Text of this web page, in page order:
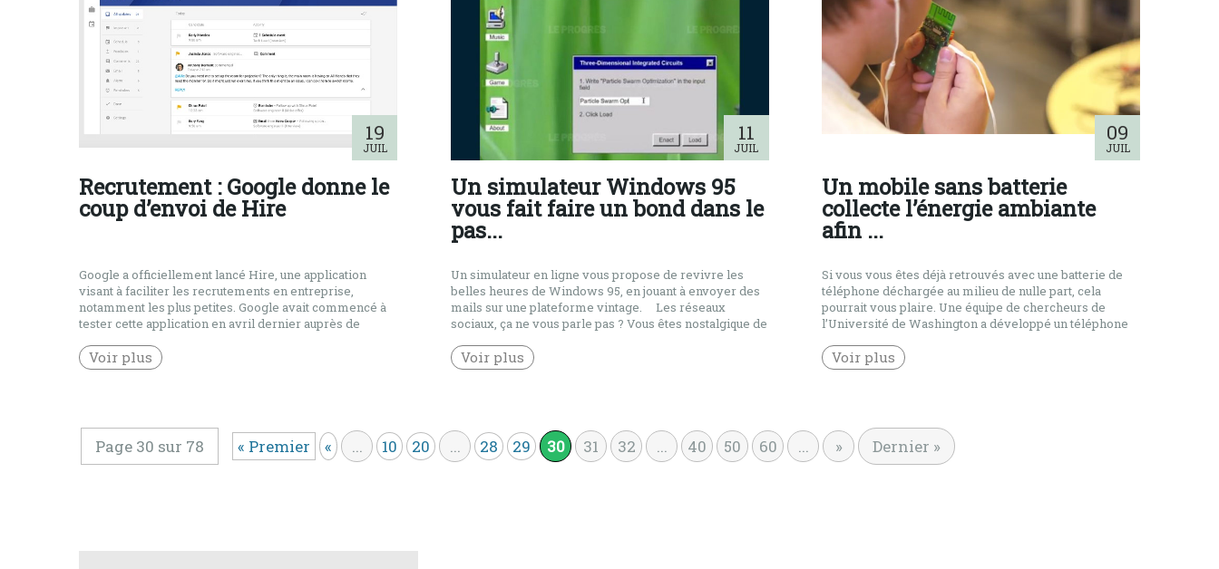
19
JUIL
Recrutement : Google donne le
coup d’envoi de Hire
Google a officiellement lancé Hire, une application
visant à faciliter les recrutements en entreprise,
notamment les plus petites. Google avait commencé à
tester cette application en avril dernier auprès de
c’est un lancement limité aux entreprises américaines
mais Google a officiellement donné le coup d’envoi
Voir plus
11
JUIL
Un simulateur Windows 95
vous fait faire un bond dans le
pas...
Un simulateur en ligne vous propose de revivre les
belles heures de Windows 95, en jouant à envoyer des
mails sur une plateforme vintage. Les réseaux
sociaux, ça ne vous parle pas ? Vous êtes nostalgique de
trouvaille va faire des heureux : […]
Voir plus
09
JUIL
Un mobile sans batterie
collecte l’énergie ambiante
afin ...
Si vous vous êtes déjà retrouvés avec une batterie de
téléphone déchargée au milieu de nulle part, cela
pourrait vous plaire. Une équipe de chercheurs de
l’Université de Washington a développé un téléphone
prototypage, le téléphone très basique, oui on ne parle
pas là d’un smartphone haut de […]
Voir plus
Page 30 sur 78 « Premier « ... 10 20 ... 28 29 30 31 32 ... 40 50 60 ... » Dernier »